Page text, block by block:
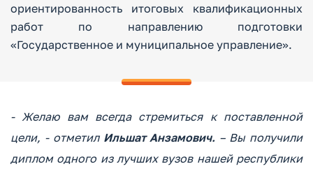
ориентированность итоговых квалификационных
работ по направлению подготовки
«Государственное и муниципальное управление».
- Желаю вам всегда стремиться к поставленной
цели, - отметил Ильшат Анзамович. – Вы получили
диплом одного из лучших вузов нашей республики